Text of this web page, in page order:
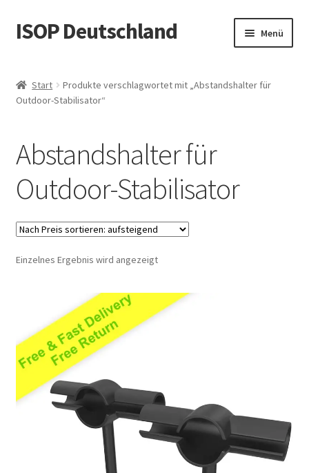
Zur
Navigation
Zum
Inhalt
ISOP Deutschland Menü
Sport & Outdoor
Großhandelsangebot
Politik
Start
Produkte verschlagwortet mit „Abstandshalter für
Outdoor-Stabilisator“
Abstandshalter für
Outdoor-Stabilisator
Einzelnes Ergebnis wird angezeigt